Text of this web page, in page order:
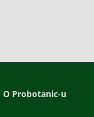
O Probotanic-u